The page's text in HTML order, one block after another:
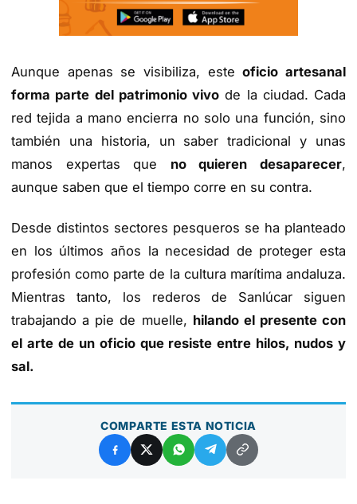
Aunque apenas se visibiliza, esteoficio artesanal
forma parte del patrimonio vivo de la ciudad. Cada
red tejida a mano encierra no solo una función, sino
también una historia, un saber tradicional y unas
manos expertas que no quieren desaparecer,
aunque saben que el tiempo corre en su contra.
Desde distintos sectores pesqueros se ha planteado
en los últimos años la necesidad de proteger esta
profesión como parte de la cultura marítima andaluza.
Mientras tanto, los rederos de Sanlúcar siguen
trabajando a pie de muelle, hilando el presente con
el arte de un oficio que resiste entre hilos, nudos y
sal.
COMPARTE ESTA NOTICIA